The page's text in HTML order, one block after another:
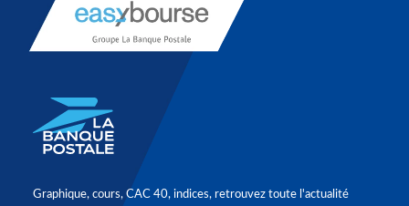
Graphique, cours, CAC 40, indices, retrouvez toute l'actualité